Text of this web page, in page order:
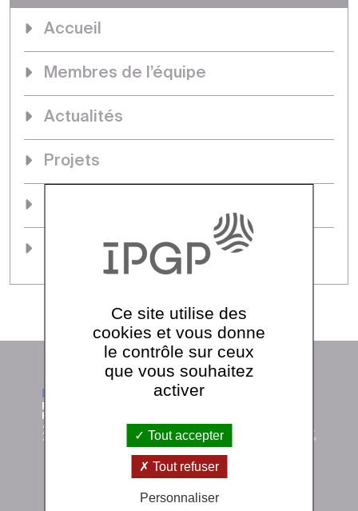
Accueil
Membres de l’équipe
Actualités
Projets
Institut de physique du globe de Paris
Ce site utilise des
cookies et vous donne
le contrôle sur ceux
que vous souhaitez
activer
Tout accepter
Tout refuser
Personnaliser